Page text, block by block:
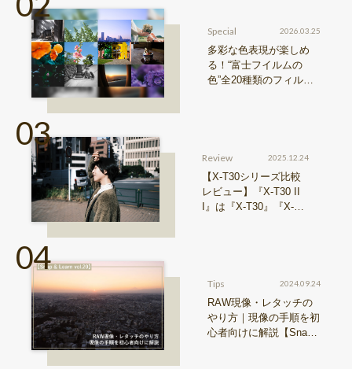
Special 2026.03.25
多彩な色表現が楽しめ
る！“富士フイルムの
色”全20種類のフィルム
Review 2025.12.24
【X-T30シリーズ比較
レビュー】『X-T30 II
I』は『X-T30』『X-T3
Tips 2024.09.24
RAW現像・レタッチの
やり方｜現像の手順を初
心者向けに解説【Snap